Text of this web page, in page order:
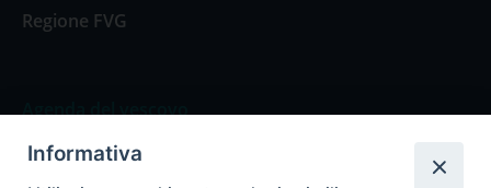
Regione FVG
Agenda del vescovo
Agenda del vescovo
Informativa